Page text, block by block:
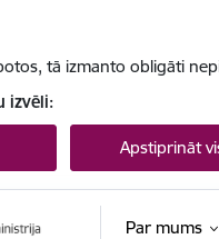
tā izmanto obligāti
izvēli:
Apstiprināt
Par mums